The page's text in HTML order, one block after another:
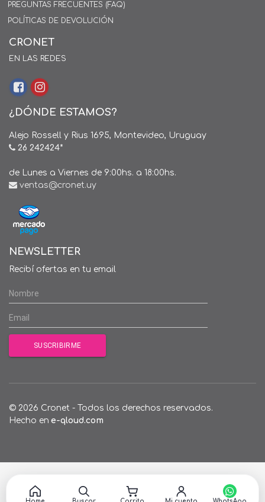
PREGUNTAS FRECUENTES (FAQ)
POLÍTICAS DE DEVOLUCIÓN
CRONET
EN LAS REDES
¿DÓNDE ESTAMOS?
Alejo Rossell y Rius 1695, Montevideo, Uruguay
26 242424*
de Lunes a Viernes de 9:00hs. a 18:00hs.
ventas@cronet.uy
NEWSLETTER
Recibí ofertas en tu email
© 2026 Cronet - Todos los derechos reservados.
Hecho en e-qloud.com